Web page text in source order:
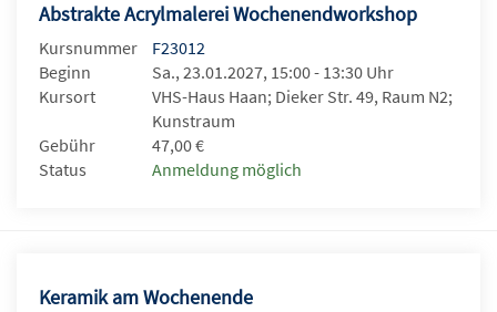
Abstrakte Acrylmalerei Wochenendworkshop
Kursnummer
F23012
Beginn
Sa., 23.01.2027, 15:00 - 13:30 Uhr
Kursort
VHS-Haus Haan; Dieker Str. 49, Raum N2;
Kunstraum
Gebühr
47,00 €
Status
Anmeldung möglich
Keramik am Wochenende